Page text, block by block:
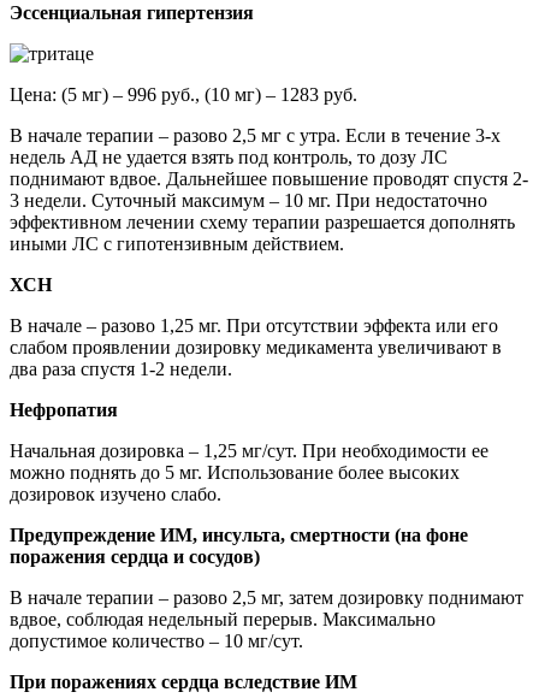
Эссенциальная гипертензия
Цена: (5 мг) – 996 руб., (10 мг) – 1283 руб.
В начале терапии – разово 2,5 мг с утра. Если в течение 3-х
недель АД не удается взять под контроль, то дозу ЛС
поднимают вдвое. Дальнейшее повышение проводят спустя 2-
3 недели. Суточный максимум – 10 мг. При недостаточно
эффективном лечении схему терапии разрешается дополнять
иными ЛС с гипотензивным действием.
ХСН
В начале – разово 1,25 мг. При отсутствии эффекта или его
слабом проявлении дозировку медикамента увеличивают в
два раза спустя 1-2 недели.
Нефропатия
Начальная дозировка – 1,25 мг/сут. При необходимости ее
можно поднять до 5 мг. Использование более высоких
дозировок изучено слабо.
Предупреждение ИМ, инсульта, смертности (на фоне
поражения сердца и сосудов)
В начале терапии – разово 2,5 мг, затем дозировку поднимают
вдвое, соблюдая недельный перерыв. Максимально
допустимое количество – 10 мг/сут.
При поражениях сердца вследствие ИМ